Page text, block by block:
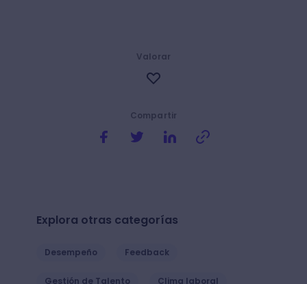
Compartir
Valorar
Explora otras categorías
Desempeño Feedback
Gestión de Talento Clima laboral